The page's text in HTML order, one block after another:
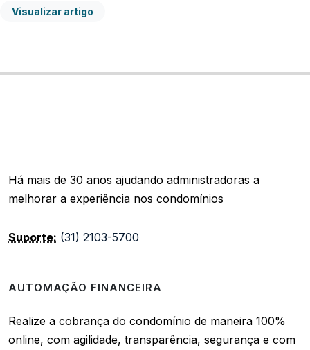
Visualizar artigo
Há mais de 30 anos ajudando administradoras a
melhorar a experiência nos condomínios
Suporte: (31) 2103-5700
AUTOMAÇÃO FINANCEIRA
Realize a cobrança do condomínio de maneira 100%
online, com agilidade, transparência, segurança e com